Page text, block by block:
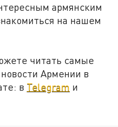
армянским
на нашем
читать самые
Армении в
в Telegram и